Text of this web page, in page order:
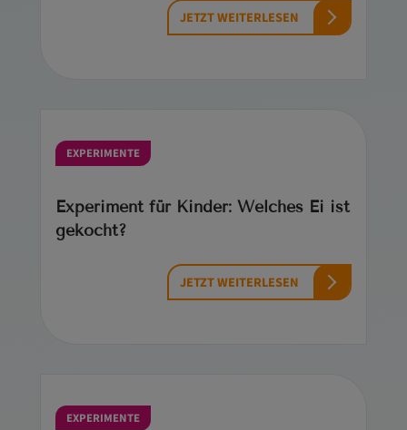
JETZT WEITERLESEN
EXPERIMENTE
Experiment für Kinder: Welches Ei ist
gekocht?
JETZT WEITERLESEN
EXPERIMENTE